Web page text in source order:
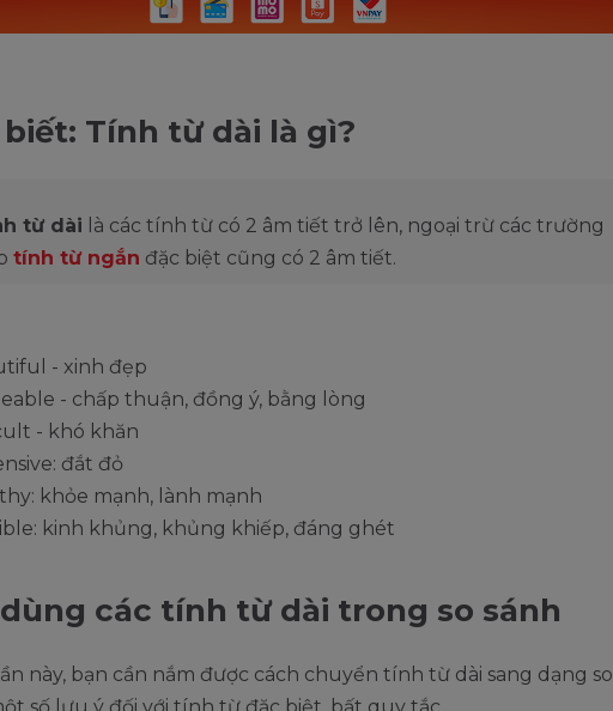
Tính từ dài là gì?
từ dài là các tính từ có 2 âm tiết trở lên, ngoại trừ các trường
tính từ ngắn đặc biệt cũng có 2 âm tiết.
- xinh đẹp
- chấp thuận, đồng ý, bằng lòng
- khó khăn
đắt đỏ
khỏe mạnh, lành mạnh
kinh khủng, khủng khiếp, đáng ghét
các tính từ dài trong so sánh
này, bạn cần nắm được cách chuyển tính từ dài sang dạng so